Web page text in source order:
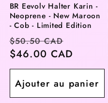
BR Eevolv Halter Karin -
Neoprene - New Maroon
- Cob - Limited Edition
Prix
habituel
$50.50 CAD
soldé
$46.00 CAD
Ajouter au panier